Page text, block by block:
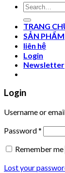
Search
for:
TRANG
SẢN PHẨM
liên hệ
Login
Newsletter
Login
Username or
Password*
Remember me
Lost your